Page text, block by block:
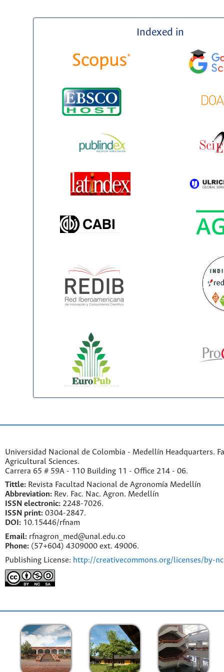
Indexed in
Universidad Nacional de Colombia - Medellín Headquarters.
Agricultural Sciences.
Carrera 65 # 59A - 110 Building 11 - Office 214 - 06.
Tittle: Revista Facultad Nacional de Agronomía Medellín
Abbreviation: Rev. Fac. Nac. Agron. Medellín
ISSN electronic: 2248-7026.
ISSN print: 0304-2847.
DOI: 10.15446/rfnam
Email: rfnagron_med@unal.edu.co
Phone: (57+604) 4309000 ext. 49006.
Publishing License: http://creativecommons.org/licenses/by-